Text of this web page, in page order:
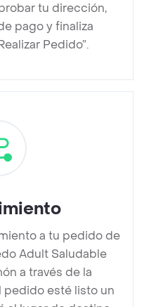
tu dirección,
pago y finaliza
Pedido”.
a tu pedido de
Adult Saludable
a través de la
pedido esté listo un